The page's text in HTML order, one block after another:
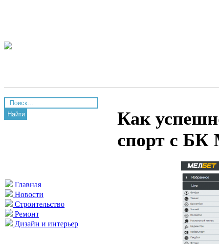
Найти
Главная
Новости
Строительство
Ремонт
Дизайн и интерьер
Как
спорт с БК